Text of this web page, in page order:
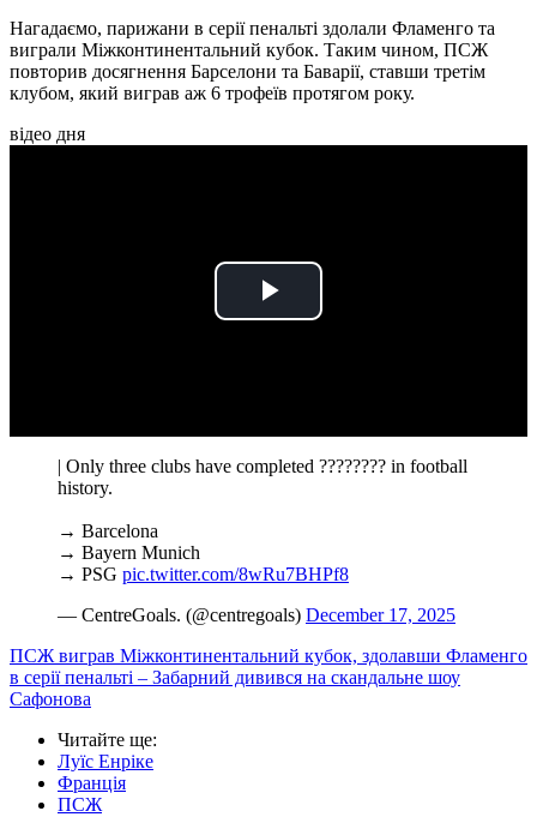
Нагадаємо, парижани в серії пенальті здолали Фламенго та
виграли Міжконтинентальний кубок. Таким чином, ПСЖ
повторив досягнення Барселони та Баварії, ставши третім
клубом, який виграв аж 6 трофеїв протягом року.
відео дня
Play
| Only three clubs have completed ???????? in football
history.
→ Barcelona
→ Bayern Munich
→ PSG pic.twitter.com/8wRu7BHPf8
— CentreGoals. (@centregoals) December 17, 2025
ПСЖ виграв Міжконтинентальний кубок, здолавши Фламенго
в серії пенальті – Забарний дивився на скандальне шоу
Сафонова
Читайте ще:
Луїс Енріке
Франція
ПСЖ